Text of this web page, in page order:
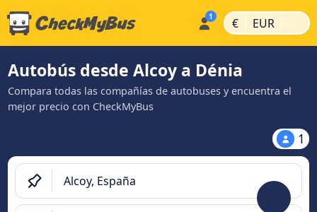
€ | EUR |
Autobús desde Alcoy a Dénia
Compara todas las compañías de autobuses y encuentra el
mejor precio con CheckMyBus
1